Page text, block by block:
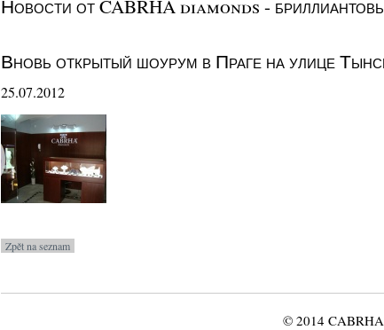
Новости от CABRHA diamonds -
Вновь открытый шоурум в Праге на улице
25.07.2012
© 2014